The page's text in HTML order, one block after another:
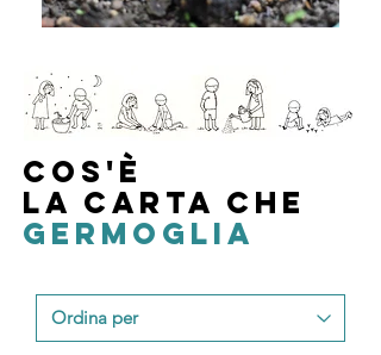
COS'è
LA CARTA CHE
GERMOGLIA